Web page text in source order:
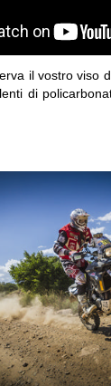
il vostro viso
di